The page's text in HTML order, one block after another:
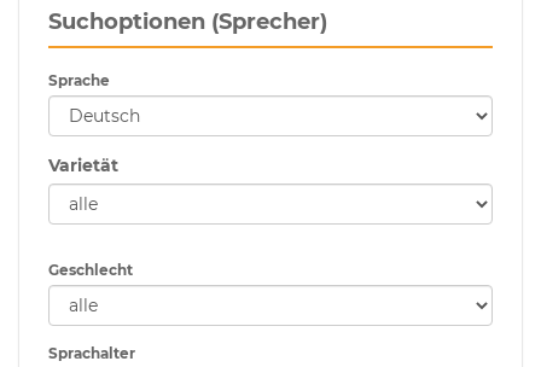
Suchoptionen (Sprecher)
Sprache
Varietät
Geschlecht
Sprachalter